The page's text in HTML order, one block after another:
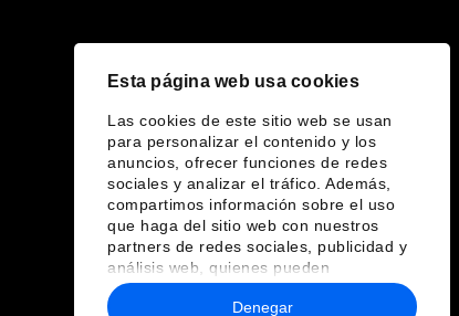
Esta página web usa cookies
Las cookies de este sitio web se usan
para personalizar el contenido y los
anuncios, ofrecer funciones de redes
sociales y analizar el tráfico. Además,
compartimos información sobre el uso
que haga del sitio web con nuestros
partners de redes sociales, publicidad y
análisis web, quienes pueden
combinarla con otra información que les
haya proporcionado o que hayan
Denegar